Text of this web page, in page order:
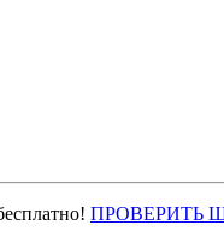
ПРОВЕРИТЬ